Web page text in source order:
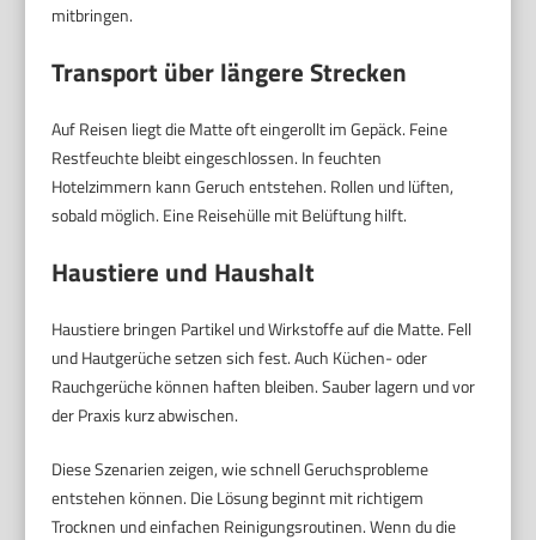
mitbringen.
Transport über längere Strecken
Auf Reisen liegt die Matte oft eingerollt im Gepäck. Feine
Restfeuchte bleibt eingeschlossen. In feuchten
Hotelzimmern kann Geruch entstehen. Rollen und lüften,
sobald möglich. Eine Reisehülle mit Belüftung hilft.
Haustiere und Haushalt
Haustiere bringen Partikel und Wirkstoffe auf die Matte. Fell
und Hautgerüche setzen sich fest. Auch Küchen- oder
Rauchgerüche können haften bleiben. Sauber lagern und vor
der Praxis kurz abwischen.
Diese Szenarien zeigen, wie schnell Geruchsprobleme
entstehen können. Die Lösung beginnt mit richtigem
Trocknen und einfachen Reinigungsroutinen. Wenn du die